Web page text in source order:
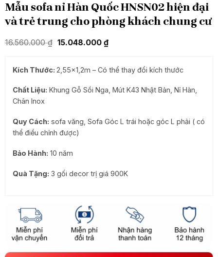
Mẫu sofa nỉ Hàn Quốc HNSN02 hiện đại
và trẻ trung cho phòng khách chung cư
16.560.000₫ Giá
16.560.000 ₫.
15.048.000 ₫Giá
hiện
là:
15.048.000 ₫.
Kích Thước: 2,55×1,2m – Có thể thay đổi kích thước
Chất Liệu: Khung Gỗ Sồi Nga, Mút K43 Nhật Bản, Nỉ Hàn,
Chân Inox
Quy Cách: sofa văng, Sofa Góc L trái hoặc góc L phải ( có
thể điều chỉnh được)
Bảo Hành: 10 năm
Quà Tặng: 3 gối decor trị giá 900K